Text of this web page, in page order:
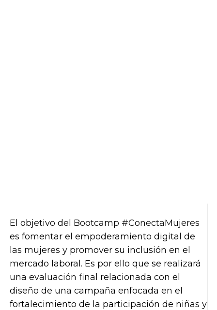
El objetivo del Bootcamp #ConectaMujeres
es fomentar el empoderamiento digital de
las mujeres y promover su inclusión en el
mercado laboral. Es por ello que se realizará
una evaluación final relacionada con el
diseño de una campaña enfocada en el
fortalecimiento de la participación de niñas y